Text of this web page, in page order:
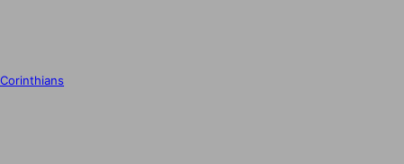
Corinthians